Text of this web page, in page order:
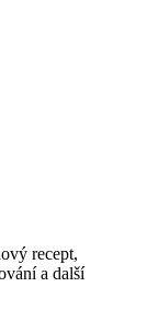
recept,
a další